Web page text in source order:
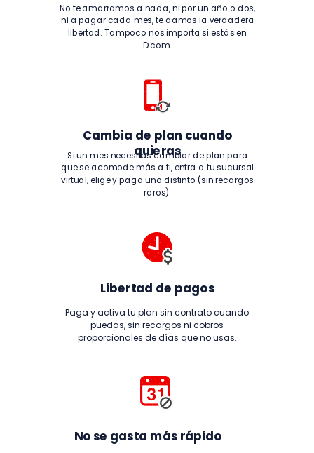
Cambia de plan cuando
quieras
Libertad de pagos
No se gasta más rápido
No te amarramos a nada, ni por un año o dos,
ni a pagar cada mes, te damos la verdadera
libertad. Tampoco nos importa si estás en
Dicom.
Si un mes necesitas cambiar de plan para
que se acomode más a ti, entra a tu sucursal
virtual, elige y paga uno distinto (sin recargos
raros).
Paga y activa tu plan sin contrato cuando
puedas, sin recargos ni cobros
proporcionales de días que no usas.